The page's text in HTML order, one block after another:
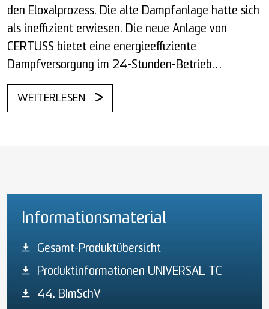
den Eloxalprozess. Die alte Dampfanlage hatte sich
als ineffizient erwiesen. Die neue Anlage von
CERTUSS bietet eine energieeffiziente
Dampfversorgung im 24-Stunden-Betrieb…
WEITERLESEN
Informationsmaterial
Gesamt-Produktübersicht
Produktinformationen UNIVERSAL TC
44. BImSchV